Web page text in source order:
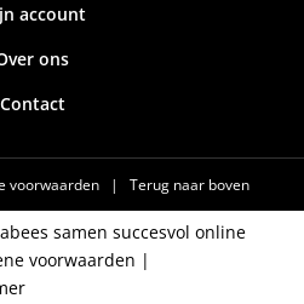
account
ons
Contact
voorwaarden | Terug naar boven
samen succesvol online
voorwaarden |